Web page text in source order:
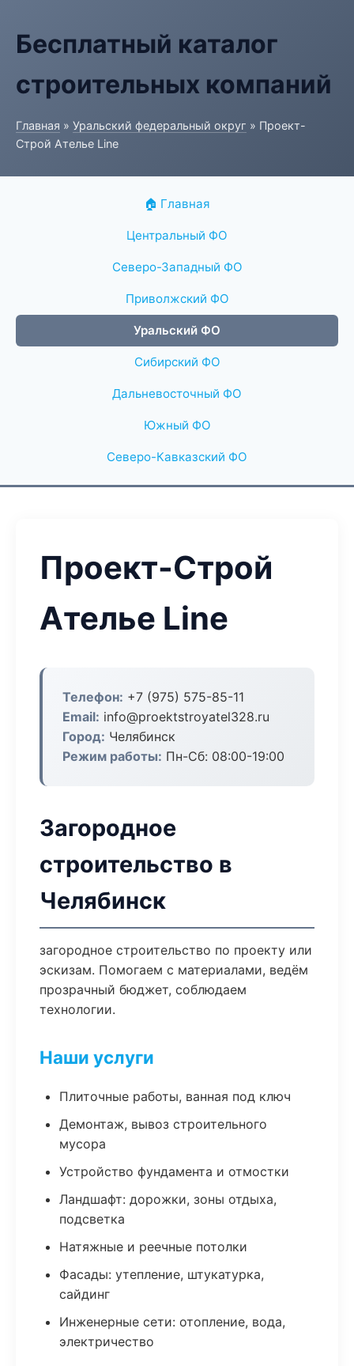
Бесплатный каталог
строительных компаний
Главная » Уральский федеральный округ » Проект-
Строй Ателье Line
🏠 Главная
Центральный ФО
Северо-Западный ФО
Приволжский ФО
Уральский ФО
Сибирский ФО
Дальневосточный ФО
Южный ФО
Северо-Кавказский ФО
Проект-Строй
Ателье Line
Телефон: +7 (975) 575-85-11
Email: info@proektstroyatel328.ru
Город: Челябинск
Режим работы: Пн-Сб: 08:00-19:00
Загородное
строительство в
Челябинск
загородное строительство по проекту или
эскизам. Помогаем с материалами, ведём
прозрачный бюджет, соблюдаем
технологии.
Наши услуги
Плиточные работы, ванная под ключ
Демонтаж, вывоз строительного
мусора
Устройство фундамента и отмостки
Ландшафт: дорожки, зоны отдыха,
подсветка
Натяжные и реечные потолки
Фасады: утепление, штукатурка,
сайдинг
Инженерные сети: отопление, вода,
электричество